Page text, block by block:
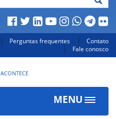
Perguntas frequentes
Contato
Fale conosco
ACONTECE
MENU
Toggle